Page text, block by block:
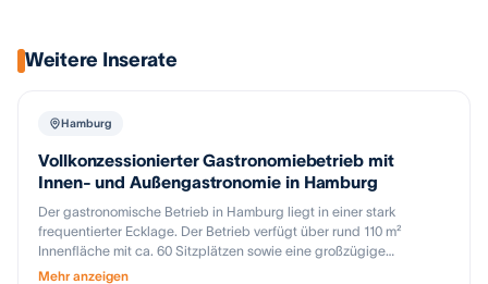
Weitere Inserate
Hamburg
Vollkonzessionierter Gastronomiebetrieb mit
Innen- und Außengastronomie in Hamburg
Der gastronomische Betrieb in Hamburg liegt in einer stark
frequentierter Ecklage. Der Betrieb verfügt über rund 110 m²
Innenfläche mit ca. 60 Sitzplätzen sowie eine großzügige
Außengastronomie mit rund 70 Plätzen. Die Räumlichkeiten wurden
Mehr anzeigen